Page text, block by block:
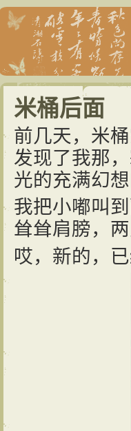
米桶后面
前几天，米
发现了我那
光的充满幻
我把小嘟叫
耸耸肩膀，
哎，新的，